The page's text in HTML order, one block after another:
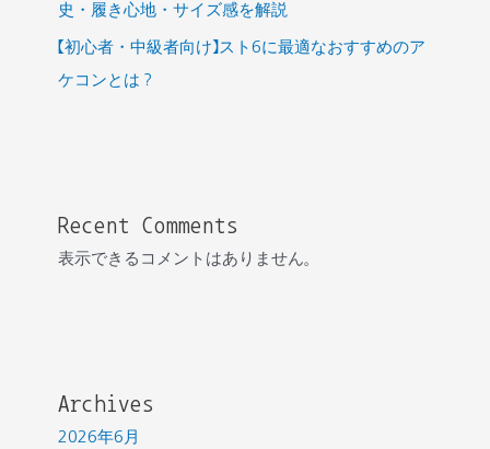
史・履き心地・サイズ感を解説
【初心者・中級者向け】スト6に最適なおすすめのア
ケコンとは？
Recent Comments
表示できるコメントはありません。
Archives
2026年6月